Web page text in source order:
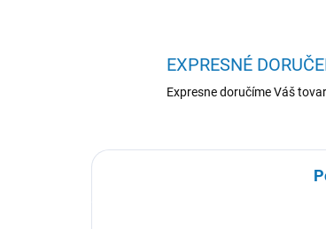
EXPRESNÉ
Expresne doručíme Váš